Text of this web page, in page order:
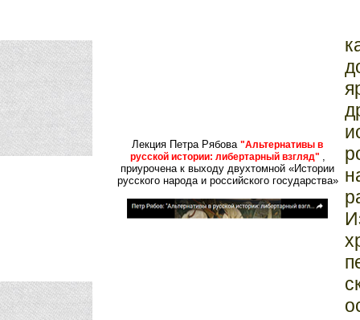
Лекция Петра Рябова "Альтернативы в
русской истории: либертарный взгляд" ,
приурочена к выходу двухтомной «Истории
русского народа и российского государства»